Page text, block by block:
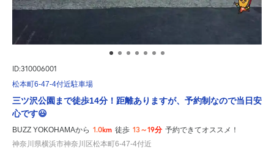
ID:310006001
松本町6-47-4付近駐車場
三ツ沢公園まで徒歩14分！距離ありますが、予約制なので当日安
心です😃
BUZZ YOKOHAMAから 1.0km 徒歩 13～19分 予約できてオススメ！
神奈川県横浜市神奈川区松本町6-47-4付近